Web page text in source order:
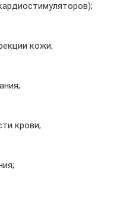
кожи;
крови;